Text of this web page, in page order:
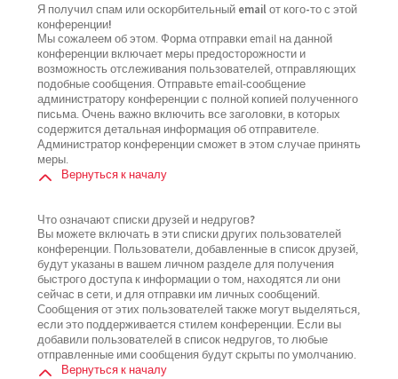
Я получил спам или оскорбительный email от кого-то с этой
конференции!
Мы сожалеем об этом. Форма отправки email на данной
конференции включает меры предосторожности и
возможность отслеживания пользователей, отправляющих
подобные сообщения. Отправьте email-сообщение
администратору конференции с полной копией полученного
письма. Очень важно включить все заголовки, в которых
содержится детальная информация об отправителе.
Администратор конференции сможет в этом случае принять
меры.
Вернуться к началу
Что означают списки друзей и недругов?
Вы можете включать в эти списки других пользователей
конференции. Пользователи, добавленные в список друзей,
будут указаны в вашем личном разделе для получения
быстрого доступа к информации о том, находятся ли они
сейчас в сети, и для отправки им личных сообщений.
Сообщения от этих пользователей также могут выделяться,
если это поддерживается стилем конференции. Если вы
добавили пользователей в список недругов, то любые
отправленные ими сообщения будут скрыты по умолчанию.
Вернуться к началу